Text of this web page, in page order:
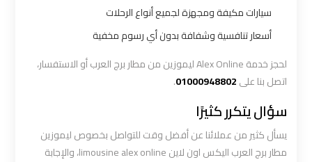
سيارات مكيفة ومجهزة لجميع أنواع الرحلات
أسعار تنافسية وشفافة بدون أي رسوم مخفية
لحجز خدمة Alex Online ليموزين من مطار برج العرب أو الاستفسار،
اتصل بنا على01000948802
.
سؤال يتكرر كثيرًا
يسأل كثير من عملائنا عن أفضل وقت للتواصل بخصوص ليموزين
مطار برج العرب اليكس اون لاين limousine alex online، والإجابة
العرب
مطروح
ليموزين